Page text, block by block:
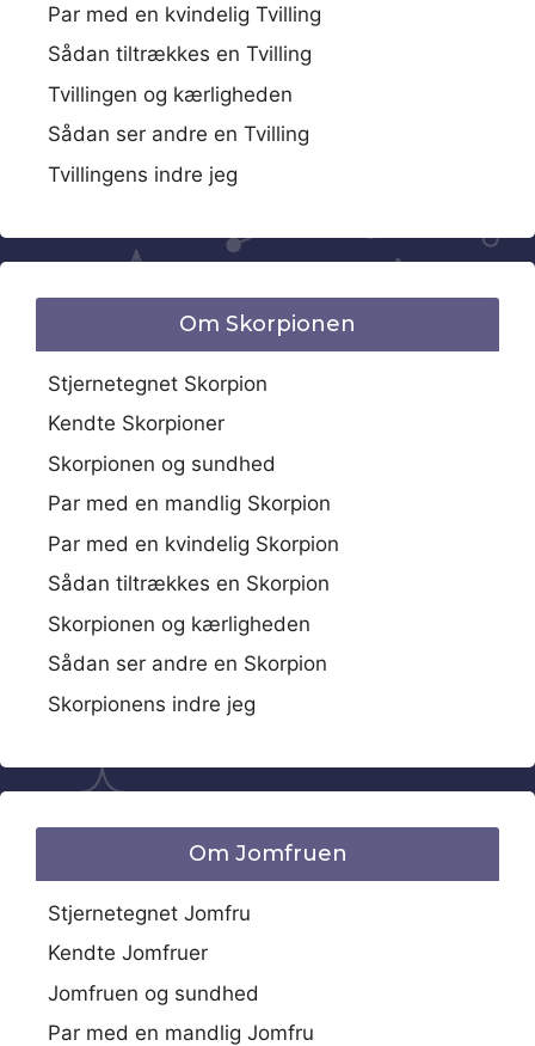
Par med en kvindelig Tvilling
Sådan tiltrækkes en Tvilling
Tvillingen og kærligheden
Sådan ser andre en Tvilling
Tvillingens indre jeg
Om Skorpionen
Stjernetegnet Skorpion
Kendte Skorpioner
Skorpionen og sundhed
Par med en mandlig Skorpion
Par med en kvindelig Skorpion
Sådan tiltrækkes en Skorpion
Skorpionen og kærligheden
Sådan ser andre en Skorpion
Skorpionens indre jeg
Om Jomfruen
Stjernetegnet Jomfru
Kendte Jomfruer
Jomfruen og sundhed
Par med en mandlig Jomfru